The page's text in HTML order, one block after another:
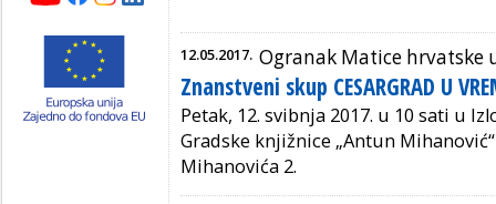
12.05.2017. Ogranak Matice hrvatske
Znanstveni skup CESARGRAD U
Petak, 12. svibnja 2017. u 10 sati u
Gradske knjižnice „Antun
Mihanovića 2.